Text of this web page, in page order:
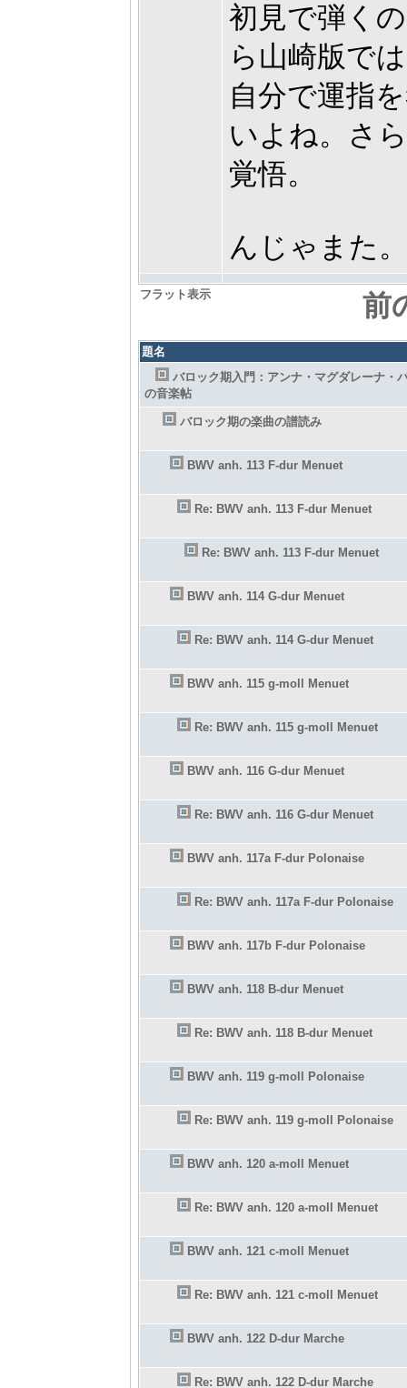
初見で弾く
ら山崎版で
自分で運指
いよね。さ
覚悟。
んじゃまた。
フラット表示 前
題名
バロック期入門：アンナ・マグダレーナ・
の音楽帖
バロック期の楽曲の譜読み
BWV anh. 113 F-dur Menuet
Re: BWV anh. 113 F-dur Menuet
Re: BWV anh. 113 F-dur Menuet
BWV anh. 114 G-dur Menuet
Re: BWV anh. 114 G-dur Menuet
BWV anh. 115 g-moll Menuet
Re: BWV anh. 115 g-moll Menuet
BWV anh. 116 G-dur Menuet
Re: BWV anh. 116 G-dur Menuet
BWV anh. 117a F-dur Polonaise
Re: BWV anh. 117a F-dur Polonaise
BWV anh. 117b F-dur Polonaise
BWV anh. 118 B-dur Menuet
Re: BWV anh. 118 B-dur Menuet
BWV anh. 119 g-moll Polonaise
Re: BWV anh. 119 g-moll Polonaise
BWV anh. 120 a-moll Menuet
Re: BWV anh. 120 a-moll Menuet
BWV anh. 121 c-moll Menuet
Re: BWV anh. 121 c-moll Menuet
BWV anh. 122 D-dur Marche
Re: BWV anh. 122 D-dur Marche